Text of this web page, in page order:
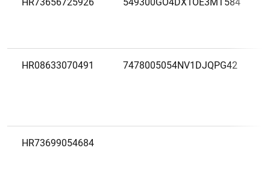
HR08633070491 7478005054NV1DJQPG42
HR73699054684